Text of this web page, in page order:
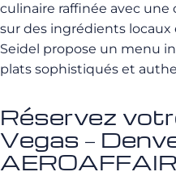
culinaire raffinée avec
sur des ingrédients locaux
Seidel propose un menu
plats sophistiqués et
Réservez
Vegas –